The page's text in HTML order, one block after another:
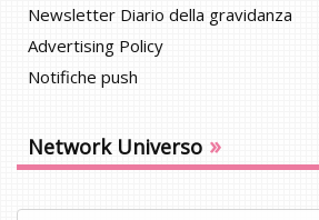
Newsletter Diario della gravidanza
Advertising Policy
Notifiche push
Network Universo »